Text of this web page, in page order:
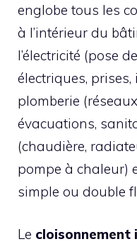
englobe tous les
à l’intérieur du
l’électricité (pose
électriques,
plomberie
évacuations,
(chaudière,
pompe à chaleur)
simple ou double
Le cloisonnement